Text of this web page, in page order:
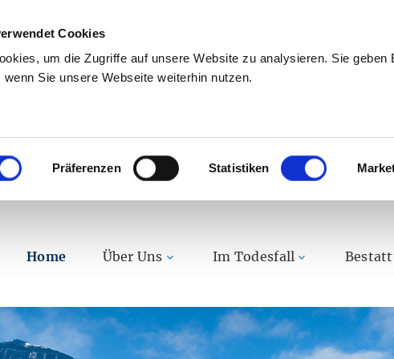
Cookies
um die Zugriffe auf unsere Website zu analysieren. Sie geben
Sie unsere Webseite weiterhin nutzen.
Präferenzen Statistiken
Home Über Uns Im Todesfall